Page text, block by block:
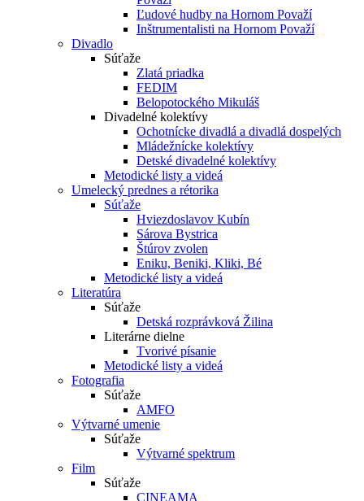
Ľudové hudby na Hornom Považí
Inštrumentalisti na Hornom Považí
Divadlo
Súťaže
Zlatá priadka
FEDIM
Belopotockého Mikuláš
Divadelné kolektívy
Ochotnícke divadlá a divadlá dospelých
Mládežnícke kolektívy
Detské divadelné kolektívy
Metodické listy a videá
Umelecký prednes a rétorika
Súťaže
Hviezdoslavov Kubín
Sárova Bystrica
Štúrov zvolen
Eniku, Beniki, Kliki, Bé
Metodické listy a videá
Literatúra
Súťaže
Detská rozprávková Žilina
Literárne dielne
Tvorivé písanie
Metodické listy a videá
Fotografia
Súťaže
AMFO
Výtvarné umenie
Súťaže
Výtvarné spektrum
Film
Súťaže
CINEAMA